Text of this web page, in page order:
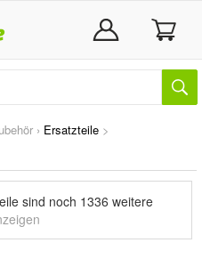
› Ersatzteile >
sind noch 1336 weitere